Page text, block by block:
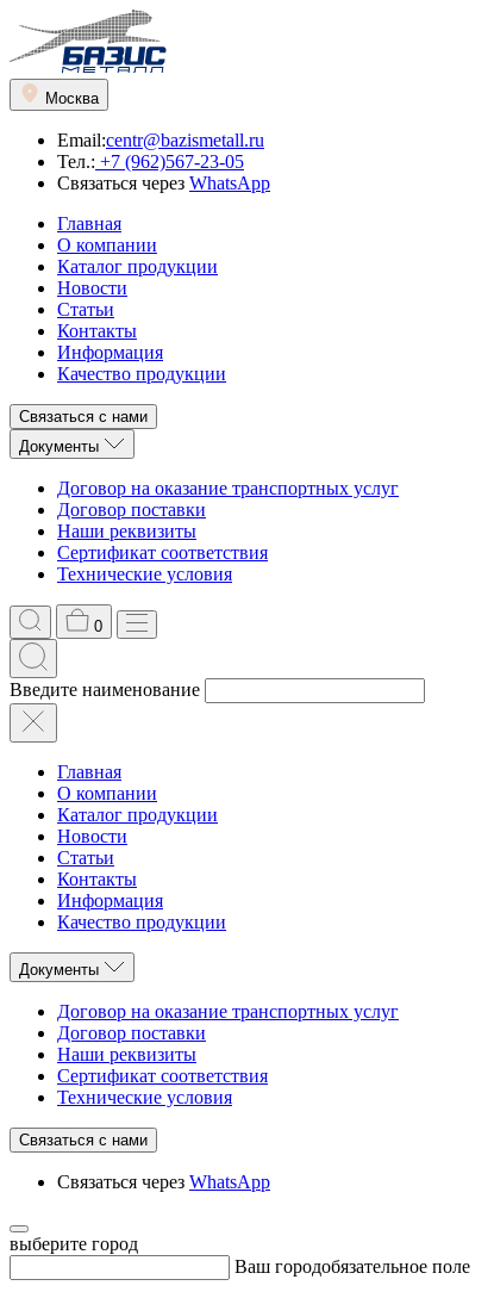
Москва
Email:centr@bazismetall.ru
Тел.: +7 (962)567-23-05
Связаться через WhatsApp
Главная
О компании
Каталог продукции
Новости
Статьи
Контакты
Информация
Качество продукции
Связаться с нами
Документы
Договор на оказание транспортных услуг
Договор поставки
Наши реквизиты
Сертификат соответствия
Технические условия
0
Введите наименование
Главная
О компании
Каталог продукции
Новости
Статьи
Контакты
Информация
Качество продукции
Документы
Договор на оказание транспортных услуг
Договор поставки
Наши реквизиты
Сертификат соответствия
Технические условия
Связаться с нами
Связаться через WhatsApp
выберите город
Ваш городобязательное поле